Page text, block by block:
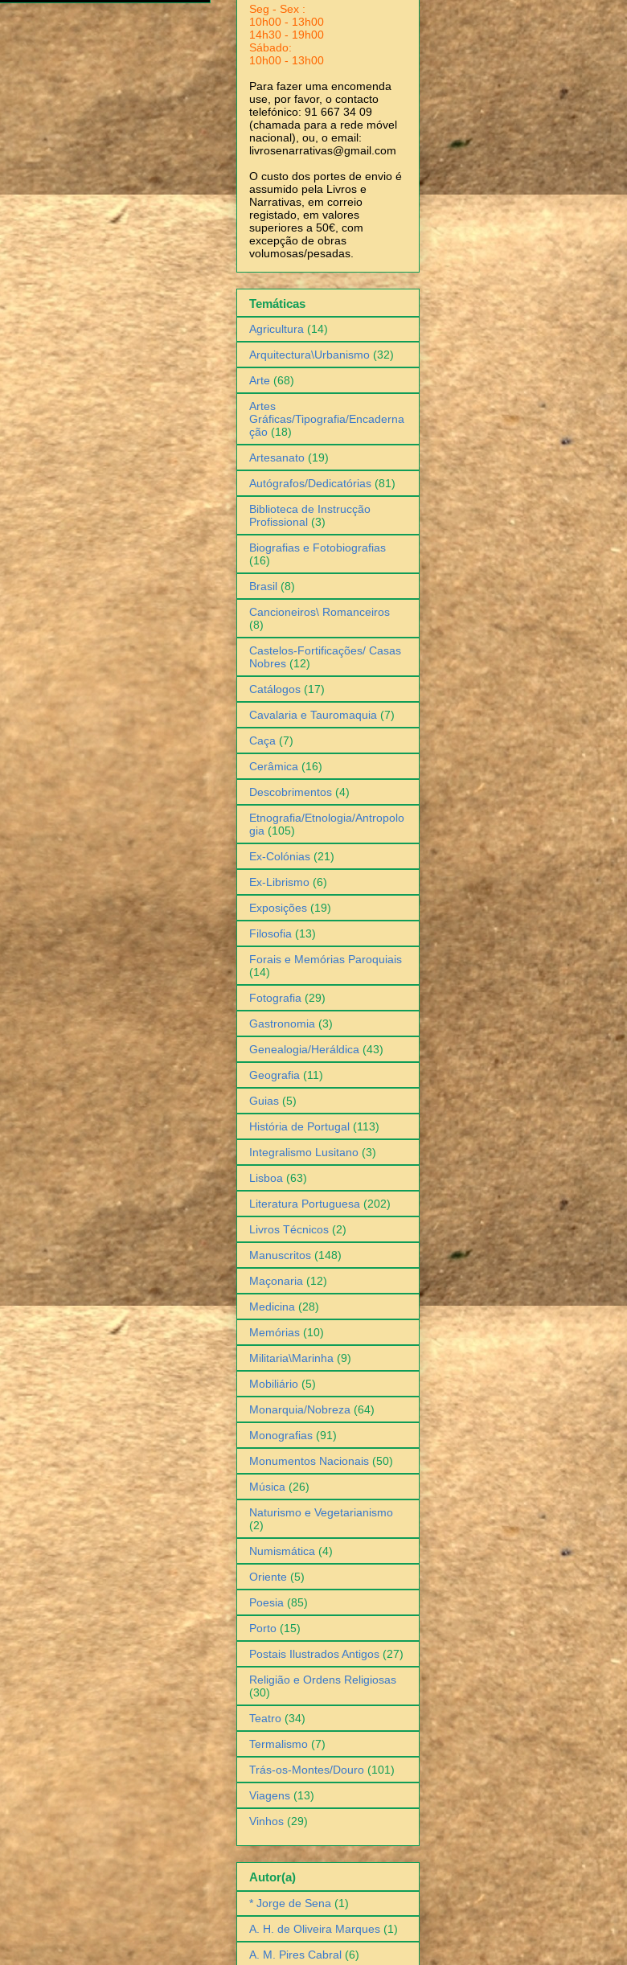
Seg - Sex :
10h00 - 13h00
14h30 - 19h00
Sábado:
10h00 - 13h00
Para fazer uma encomenda
use, por favor, o contacto
telefónico: 91 667 34 09
(chamada para a rede móvel
nacional), ou, o email:
livrosenarrativas@gmail.com
O custo dos portes de envio é
assumido pela Livros e
Narrativas, em correio
registado, em valores
superiores a 50€, com
excepção de obras
volumosas/pesadas.
Temáticas
Agricultura (14)
Arquitectura\Urbanismo (32)
Arte (68)
Artes
Gráficas/Tipografia/Encaderna
ção (18)
Artesanato (19)
Autógrafos/Dedicatórias (81)
Biblioteca de Instrucção
Profissional (3)
Biografias e Fotobiografias
(16)
Brasil (8)
Cancioneiros\ Romanceiros
(8)
Castelos-Fortificações/ Casas
Nobres (12)
Catálogos (17)
Cavalaria e Tauromaquia (7)
Caça (7)
Cerâmica (16)
Descobrimentos (4)
Etnografia/Etnologia/Antropolo
gia (105)
Ex-Colónias (21)
Ex-Librismo (6)
Exposições (19)
Filosofia (13)
Forais e Memórias Paroquiais
(14)
Fotografia (29)
Gastronomia (3)
Genealogia/Heráldica (43)
Geografia (11)
Guias (5)
História de Portugal (113)
Integralismo Lusitano (3)
Lisboa (63)
Literatura Portuguesa (202)
Livros Técnicos (2)
Manuscritos (148)
Maçonaria (12)
Medicina (28)
Memórias (10)
Militaria\Marinha (9)
Mobiliário (5)
Monarquia/Nobreza (64)
Monografias (91)
Monumentos Nacionais (50)
Música (26)
Naturismo e Vegetarianismo
(2)
Numismática (4)
Oriente (5)
Poesia (85)
Porto (15)
Postais Ilustrados Antigos (27)
Religião e Ordens Religiosas
(30)
Teatro (34)
Termalismo (7)
Trás-os-Montes/Douro (101)
Viagens (13)
Vinhos (29)
Autor(a)
* Jorge de Sena (1)
A. H. de Oliveira Marques (1)
A. M. Pires Cabral (6)